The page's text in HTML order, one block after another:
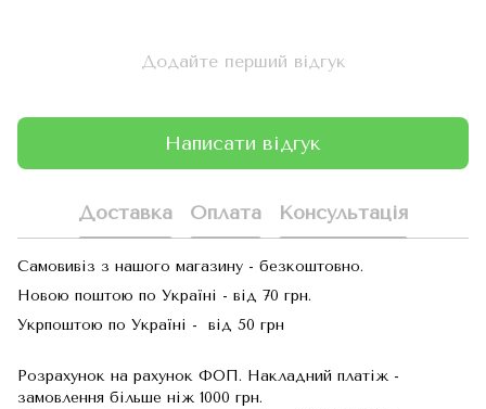
Додайте перший відгук
Написати відгук
Доставка Оплата Консультація
Самовивіз з нашого магазину - безкоштовно.
Новою поштою по Україні - від 70 грн.
Укрпоштою по Україні - від 50 грн
Розрахунок на рахунок ФОП. Накладний платіж -
замовлення більше ніж 1000 грн.